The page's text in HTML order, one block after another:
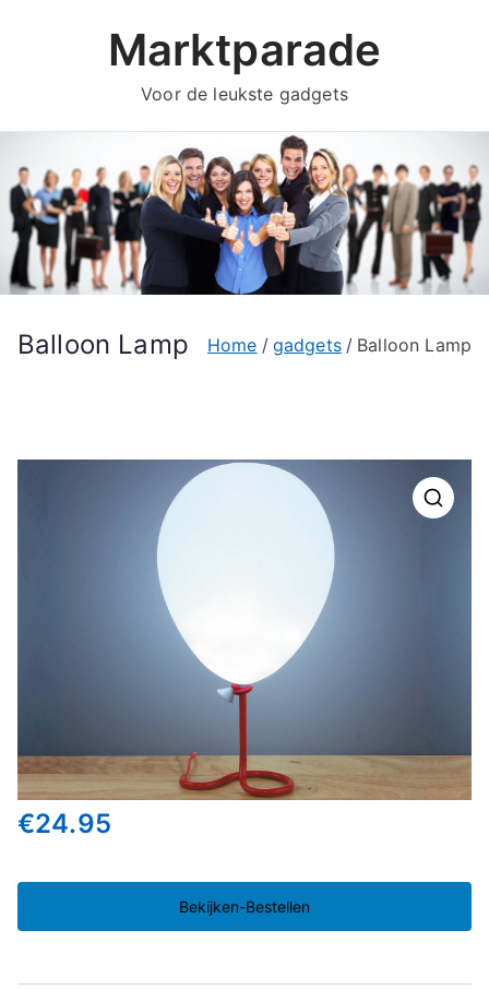
Marktparade
Voor de leukste gadgets
Balloon Lamp Home gadgets Balloon Lamp
€24.95
Bekijken-Bestellen